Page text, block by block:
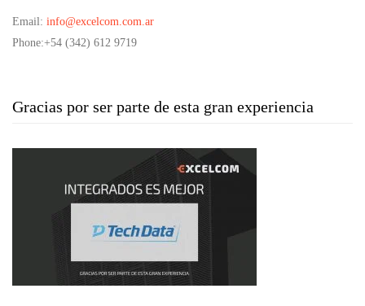
Email: info@excelcom.com.ar
Phone:+54 (342) 612 9719
Gracias por ser parte de esta gran experiencia